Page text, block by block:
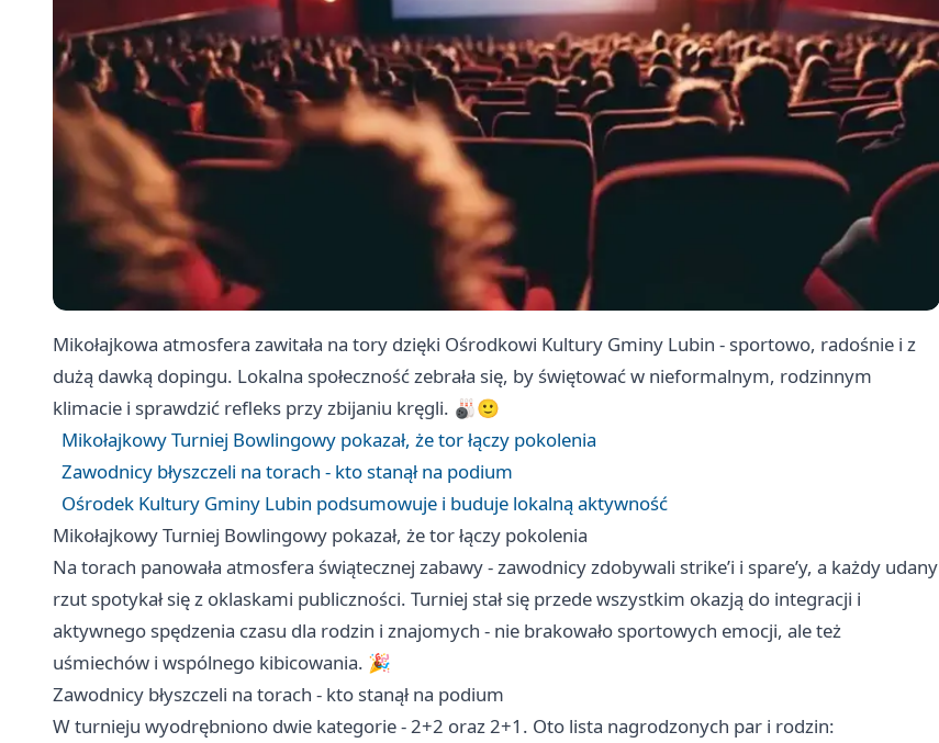
Mikołajkowa atmosfera zawitała na tory dzięki Ośrodkowi Kultury Gminy Lubin - sportowo, radośnie i z
dużą dawką dopingu. Lokalna społeczność zebrała się, by świętować w nieformalnym, rodzinnym
klimacie i sprawdzić refleks przy zbijaniu kręgli. 🎳🙂
Mikołajkowy Turniej Bowlingowy pokazał, że tor łączy pokolenia
Zawodnicy błyszczeli na torach - kto stanął na podium
Ośrodek Kultury Gminy Lubin podsumowuje i buduje lokalną aktywność
Mikołajkowy Turniej Bowlingowy pokazał, że tor łączy pokolenia
Na torach panowała atmosfera świątecznej zabawy - zawodnicy zdobywali strike’i i spare’y, a każdy udany
rzut spotykał się z oklaskami publiczności. Turniej stał się przede wszystkim okazją do integracji i
aktywnego spędzenia czasu dla rodzin i znajomych - nie brakowało sportowych emocji, ale też
uśmiechów i wspólnego kibicowania. 🎉
Zawodnicy błyszczeli na torach - kto stanął na podium
W turnieju wyodrębniono dwie kategorie - 2+2 oraz 2+1. Oto lista nagrodzonych par i rodzin: